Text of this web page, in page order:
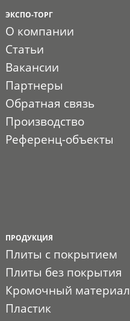
ЭКСПО-ТОРГ
О компании
Статьи
Вакансии
Партнеры
Обратная связь
Производство
Референц-объекты
ПРОДУКЦИЯ
Плиты с покрытием
Плиты без покрытия
Кромочный материал
Пластик